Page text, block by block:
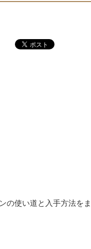
の使い道と入手方法を